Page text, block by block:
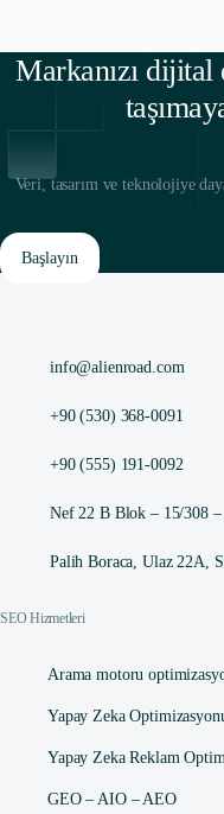
Markanızı
Veri, tasarım ve teknolojiye
Başlayın
info@alienroad.com
+90 (530) 368-0091
+90 (555) 191-0092
Nef 22 B Blok – 15/308
Palih Boraca, Ulaz 22A,
SEO Hizmetleri
Arama motoru
Yapay Zeka
Yapay Zeka Reklam
GEO – AIO – AEO